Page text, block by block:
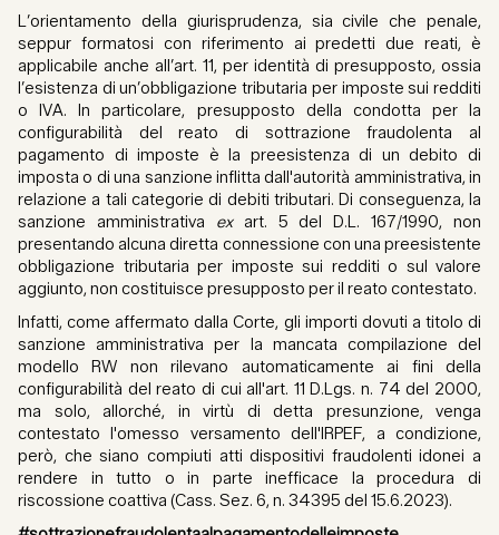
L’orientamento della giurisprudenza, sia civile che penale,
seppur formatosi con riferimento ai predetti due reati, è
applicabile anche all’art. 11, per identità di presupposto, ossia
l’esistenza di un’obbligazione tributaria per imposte sui redditi
o IVA. In particolare, presupposto della condotta per la
configurabilità del reato di sottrazione fraudolenta al
pagamento di imposte è la preesistenza di un debito di
imposta o di una sanzione inflitta dall'autorità amministrativa, in
relazione a tali categorie di debiti tributari. Di conseguenza, la
sanzione amministrativa exart. 5 del D.L. 167/1990, non
presentando alcuna diretta connessione con una preesistente
obbligazione tributaria per imposte sui redditi o sul valore
aggiunto, non costituisce presupposto per il reato contestato.
Infatti, come affermato dalla Corte, gli importi dovuti a titolo di
sanzione amministrativa per la mancata compilazione del
modello RW non rilevano automaticamente ai fini della
configurabilità del reato di cui all'art. 11 D.Lgs. n. 74 del 2000,
ma solo, allorché, in virtù di detta presunzione, venga
contestato l'omesso versamento dell'IRPEF, a condizione,
però, che siano compiuti atti dispositivi fraudolenti idonei a
rendere in tutto o in parte inefficace la procedura di
riscossione coattiva (Cass. Sez. 6, n. 34395 del 15.6.2023).